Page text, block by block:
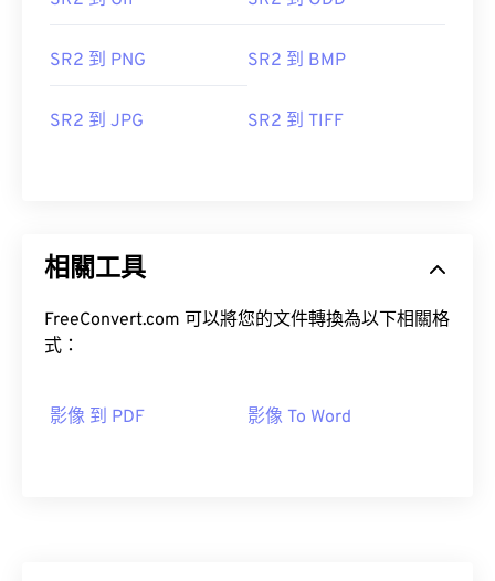
SR2 到 PNG SR2 到 BMP
SR2 到 JPG SR2 到 TIFF
相關工具
FreeConvert.com 可以將您的文件轉換為以下相關格
式：
影像 到 PDF 影像 To Word